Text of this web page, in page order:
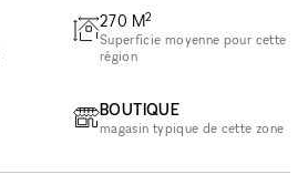
270 M2
Superficie moyenne pour cette
région
BOUTIQUE
magasin typique de cette zone